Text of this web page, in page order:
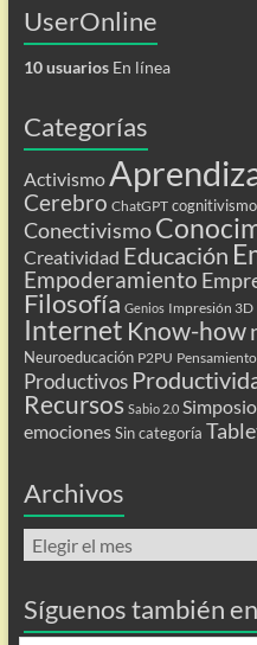
UserOnline
10 usuariosEn línea
Categorías
Activismo
Cerebro ChatGPT cognitivismo
Conectivismo
Creatividad Educación
Empoderamiento
Filosofía Genios Impresión 3D
Internet Know-how
Neuroeducación P2PU
Productivos
Recursos Sabio 2.0
emociones Sin categoría
Archivos
Archivos
Síguenos también